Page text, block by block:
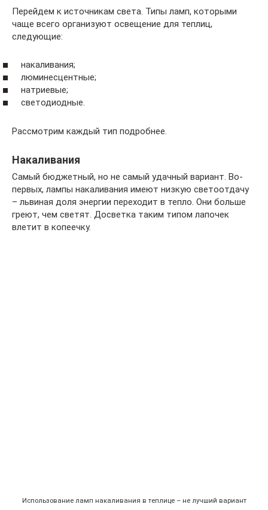
Перейдем к источникам света. Типы ламп, которыми
чаще всего организуют освещение для теплиц,
следующие:
накаливания;
люминесцентные;
натриевые;
светодиодные.
Рассмотрим каждый тип подробнее.
Накаливания
Самый бюджетный, но не самый удачный вариант. Во-
первых, лампы накаливания имеют низкую светоотдачу
– львиная доля энергии переходит в тепло. Они больше
греют, чем светят. Досветка таким типом лапочек
влетит в копеечку.
Использование ламп накаливания в теплице – не лучший вариант